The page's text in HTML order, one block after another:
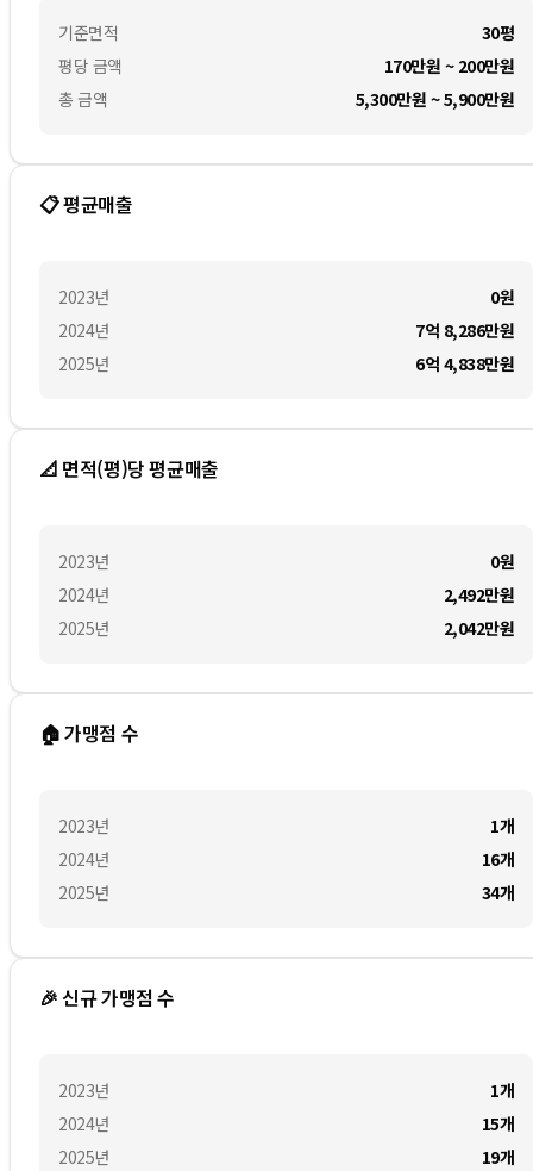
기준면적
평당 금액
총 금액
30평
170만원 ~ 200만원
5,300만원 ~ 5,900만원
📋 평균매출
2023년
2024년
2025년
0원
7억 8,286만원
6억 4,838만원
📐 면적(평)당 평균매출
2023년
2024년
2025년
0원
2,492만원
2,042만원
🏠 가맹점 수
2023년
2024년
2025년
1개
16개
34개
🎉 신규 가맹점 수
2023년
2024년
2025년
1개
15개
19개